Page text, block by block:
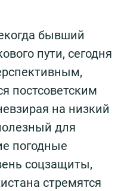
бывший
пути, сегодня
постсоветским
на низкий
для
погодные
соцзащиты,
стремятся